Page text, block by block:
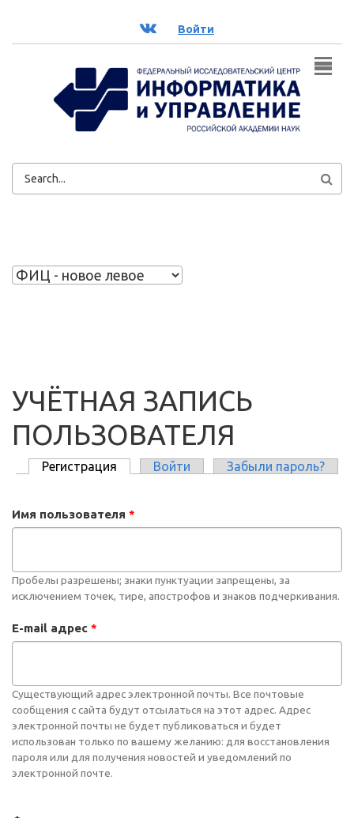
ВК Войти
ФОРМА
УЧЁТНАЯ ЗАПИСЬ
ПОЛЬЗОВАТЕЛЯ
Регистрация (активная вкладка)
Войти Забыли пароль?
Имя пользователя *
Пробелы разрешены; знаки пунктуации запрещены, за
исключением точек, тире, апострофов и знаков подчеркивания.
E-mail адрес *
Существующий адрес электронной почты. Все почтовые
сообщения с сайта будут отсылаться на этот адрес. Адрес
электронной почты не будет публиковаться и будет
использован только по вашему желанию: для восстановления
пароля или для получения новостей и уведомлений по
электронной почте.